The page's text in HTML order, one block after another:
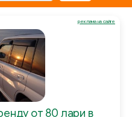
от 80 лари в
реклама на сайте